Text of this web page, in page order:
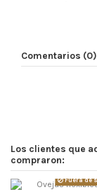
Comentarios (0)
Los clientes que
compraron:
Fuera de